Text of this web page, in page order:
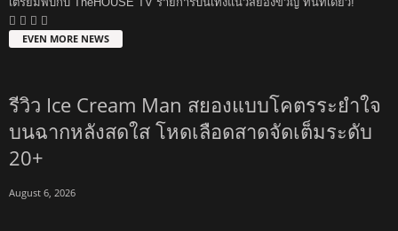
EVEN MORE NEWS
รีวิว Ice Cream Man สยองแบบโคตรระยำใจ
บนฉากหลังสดใส โหดเลือดสาดจัดเต็มระดับ
20+
August 6, 2026